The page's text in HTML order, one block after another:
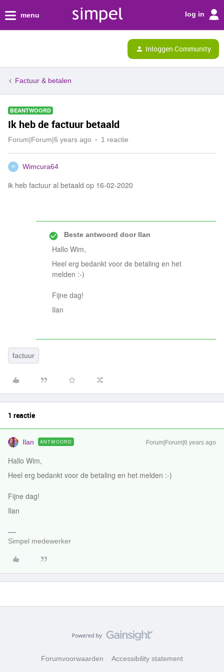
menu log in
Inloggen Community
Factuur & betalen
BEANTWOORD
Ik heb de factuur betaald
Forum|Forum|6 years ago 1 reactie
W Wimcura64
ik heb factuur al betaald op 16-02-2020
Beste antwoord doorIlan
Hallo Wim,
Heel erg bedankt voor de betaling en het
melden :-)
Fijne dag!
Ilan
factuur
1 reactie
Ilan ANTWOORD Forum|Forum|6 years ago
Hallo Wim,
Heel erg bedankt voor de betaling en het melden :-)
Fijne dag!
Ilan
Simpel medewerker
Forumvoorwaarden Accessibility statement